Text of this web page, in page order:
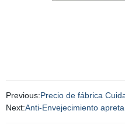
Previous:Precio de fábrica
Next:Anti-Envejecimiento